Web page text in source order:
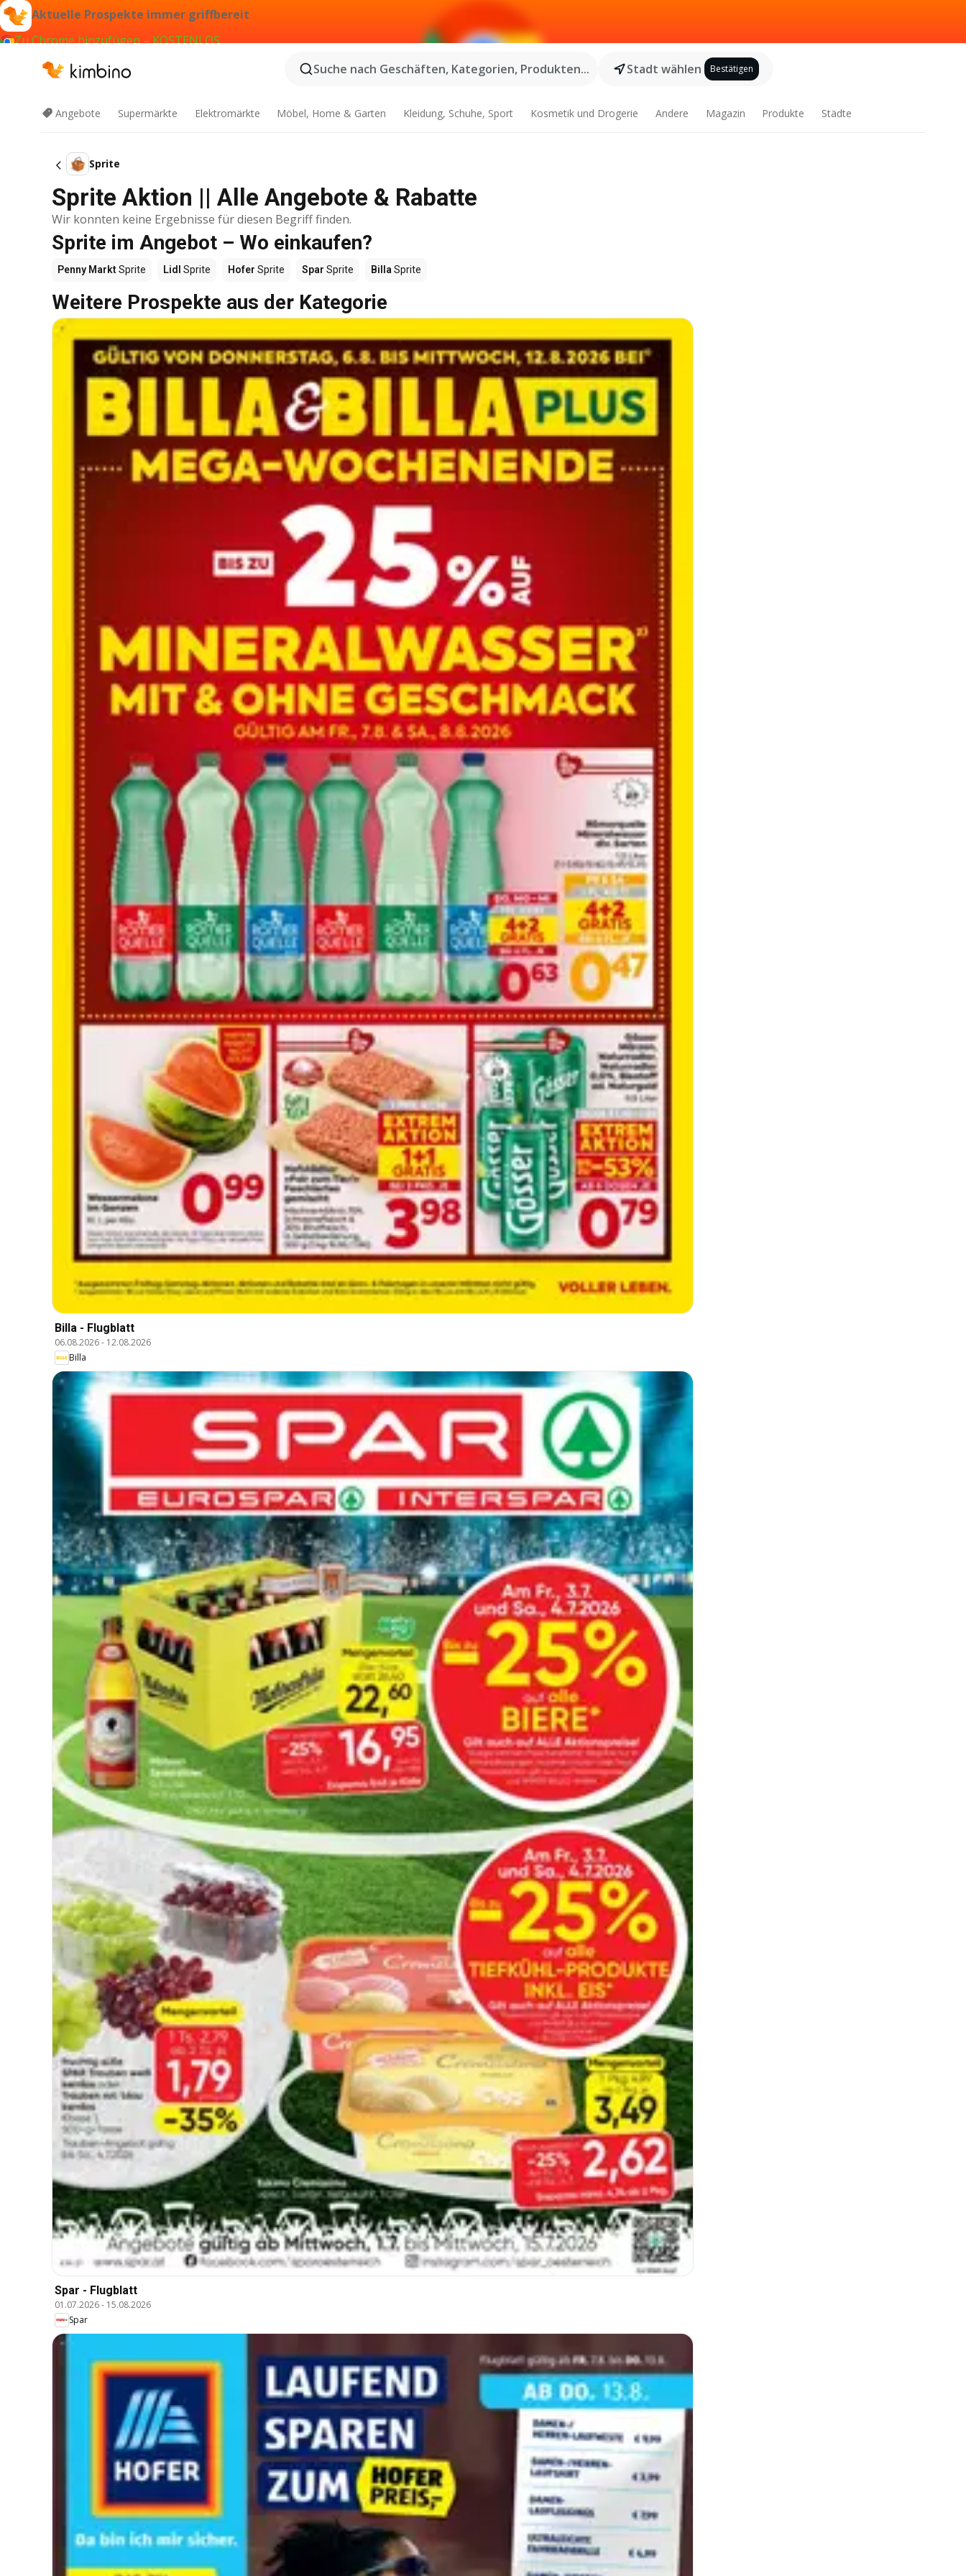
Aktuelle Prospekte immer griffbereit
Zu Chrome hinzufügen – KOSTENLOS
Suche nach Geschäften, Kategorien, Produkten...
Stadt wählen Bestätigen
Angebote Supermärkte Elektromärkte Möbel, Home & Garten Kleidung, Schuhe, Sport Kosmetik und Drogerie Andere Magazin Produkte Städte
Sprite
Sprite Aktion || Alle Angebote & Rabatte
Wir konnten keine Ergebnisse für diesen Begriff finden.
Sprite im Angebot – Wo einkaufen?
Penny MarktSprite Lidl Sprite Hofer Sprite Spar Sprite Billa Sprite
Weitere Prospekte aus der Kategorie
Billa - Flugblatt
06.08.2026- 12.08.2026
Billa
Spar - Flugblatt
01.07.2026- 15.08.2026
Spar